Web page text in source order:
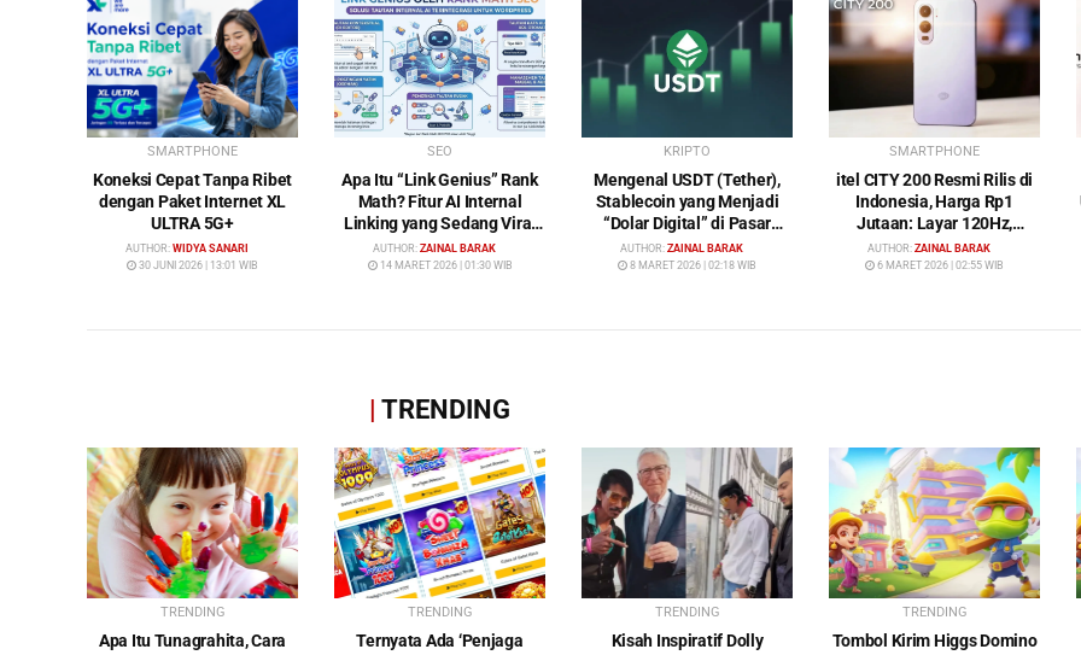
SMARTPHONE
Koneksi Cepat Tanpa Ribet
dengan Paket Internet XL
ULTRA 5G+
AUTHOR: WIDYA SANARI
30 JUNI 2026 | 13:01 WIB
SEO
Apa Itu “Link Genius” Rank
Math? Fitur AI Internal
Linking yang Sedang Viral
di Dunia SEO
AUTHOR: ZAINAL BARAK
14 MARET 2026 | 01:30 WIB
KRIPTO
Mengenal USDT (Tether),
Stablecoin yang Menjadi
“Dolar Digital” di Pasar
Kripto
AUTHOR: ZAINAL BARAK
8 MARET 2026 | 02:18 WIB
SMARTPHONE
itel CITY 200 Resmi Rilis di
Indonesia, Harga Rp1
Jutaan: Layar 120Hz,
Kamera 50MP, NFC dan
Baterai 5200 mAh
AUTHOR: ZAINAL BARAK
6 MARET 2026 | 02:55 WIB
| TRENDING
TRENDING
Apa Itu Tunagrahita, Cara
TRENDING
Ternyata Ada ‘Penjaga
TRENDING
Kisah Inspiratif Dolly
TRENDING
Tombol Kirim Higgs Domino